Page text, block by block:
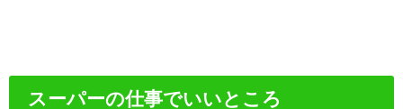
スーパーの仕事でいいところ